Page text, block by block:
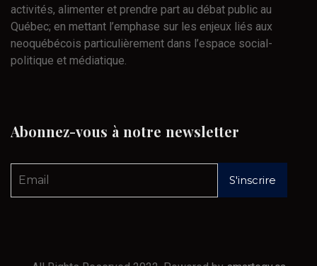
activités, alimenter et prendre part au débat public au
Québec; en mettant l’emphase sur les enjeux liés aux
neoquébécois particulièrement dans l’espace social-
politique et médiatique.
Abonnez-vous à notre newsletter